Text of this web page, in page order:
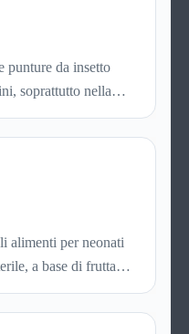
legati all’ansia
soprattutto nella
giochi nei parchi, nei
Ad ogni puntura,
alimenti per neonati
a base di frutta,
per l’uso.
le sostanze scelte